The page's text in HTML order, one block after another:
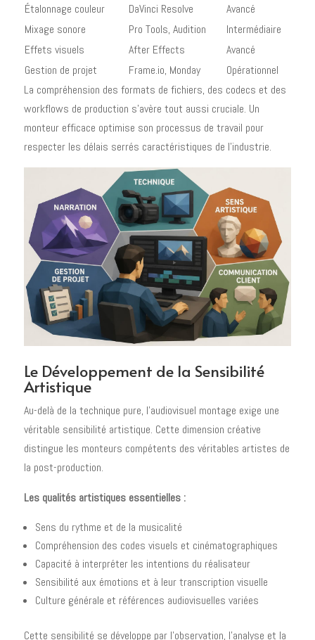
Étalonnage couleur
DaVinci Resolve
Avancé
Mixage sonore
Pro Tools, Audition
Intermédiaire
Effets visuels
After Effects
Avancé
Gestion de projet
Frame.io, Monday
Opérationnel
La compréhension des formats de fichiers, des codecs et des
workflows de production s'avère tout aussi cruciale. Un
monteur efficace optimise son processus de travail pour
respecter les délais serrés caractéristiques de l'industrie.
Le Développement de la Sensibilité
Artistique
Au-delà de la technique pure, l'audiovisuel montage exige une
véritable sensibilité artistique. Cette dimension créative
distingue les monteurs compétents des véritables artistes de
la post-production.
Les qualités artistiques essentielles :
Sens du rythme et de la musicalité
Compréhension des codes visuels et cinématographiques
Capacité à interpréter les intentions du réalisateur
Sensibilité aux émotions et à leur transcription visuelle
Culture générale et références audiovisuelles variées
Cette sensibilité se développe par l'observation, l'analyse et la